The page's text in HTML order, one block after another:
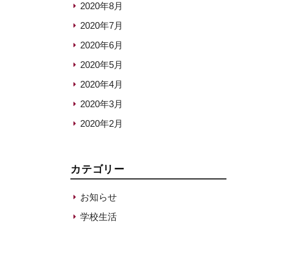
2020年8月
2020年7月
2020年6月
2020年5月
2020年4月
2020年3月
2020年2月
カテゴリー
お知らせ
学校生活